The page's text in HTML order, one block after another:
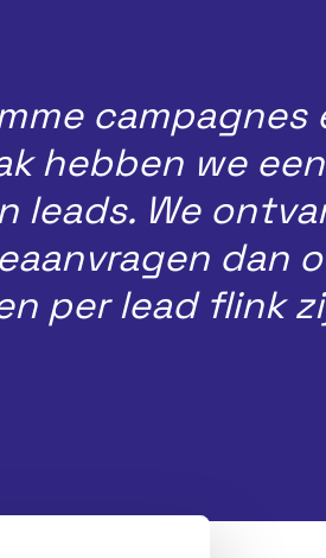
campagnes
hebben we een
leads. We
dan
per lead flink